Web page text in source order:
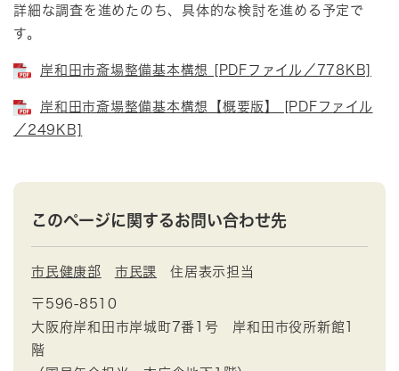
詳細な調査を進めたのち、具体的な検討を進める予定で
す。
岸和田市斎場整備基本構想 [PDFファイル／778KB]
岸和田市斎場整備基本構想【概要版】 [PDFファイル
／249KB]
このページに関するお問い合わせ先
市民健康部 市民課 住居表示担当
〒596-8510
大阪府岸和田市岸城町7番1号 岸和田市役所新館1
階